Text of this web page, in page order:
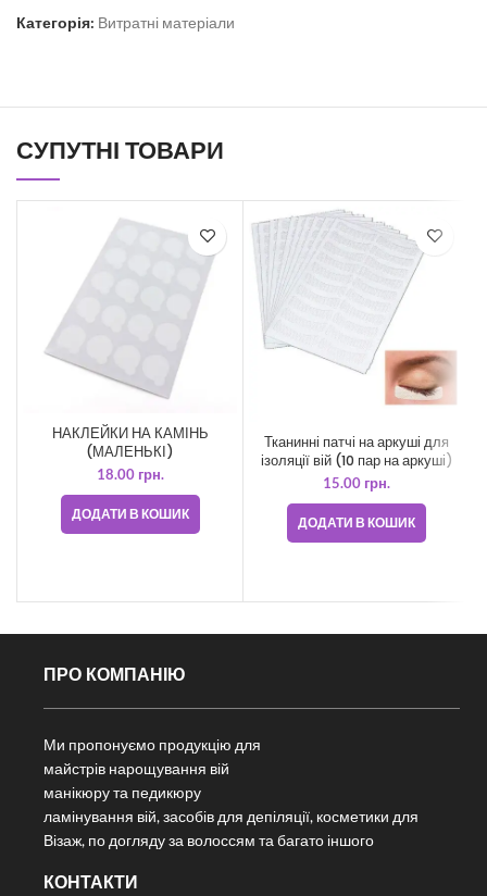
Категорія: Витратні матеріали
СУПУТНІ ТОВАРИ
НАКЛЕЙКИ НА КАМІНЬ
(МАЛЕНЬКІ)
18.00 грн.
ДОДАТИ В КОШИК
Тканинні патчі на аркуші для
ізоляції вій (10 пар на аркуші)
15.00 грн.
ДОДАТИ В КОШИК
ПРО КОМПАНІЮ
Ми пропонуємо продукцію для
майстрів нарощування вій
манікюру та педикюру
ламінування вій, засобів для депіляції, косметики для
Візаж, по догляду за волоссям та багато іншого
КОНТАКТИ